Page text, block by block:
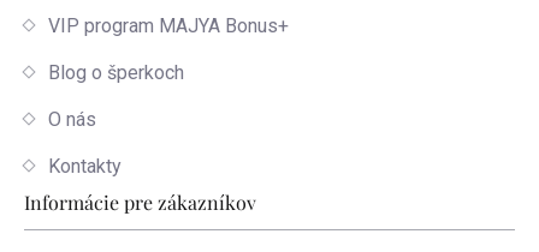
VIP program MAJYA Bonus+
Blog o šperkoch
O nás
Kontakty
Informácie pre zákazníkov